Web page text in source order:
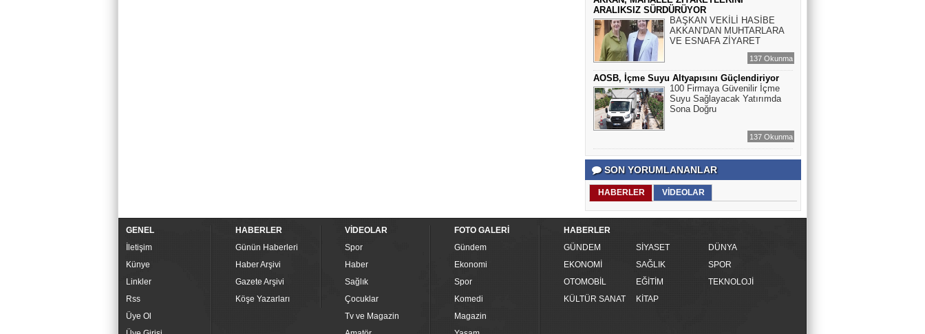
ARALIKSIZ SÜRDÜRÜYOR
BAŞKAN VEKİLİ HASİBE
AKKAN’DAN MUHTARLARA
VE ESNAFA ZİYARET
137 Okunma
AOSB, İçme Suyu Altyapısını Güçlendiriyor
100 Firmaya Güvenilir İçme
Suyu Sağlayacak Yatırımda
Sona Doğru
137 Okunma
SON YORUMLANANLAR
HABERLER VİDEOLAR
GENEL
İletişim
Künye
Linkler
Rss
Üye Ol
HABERLER
Günün Haberleri
Haber Arşivi
Gazete Arşivi
Köşe Yazarları
VİDEOLAR
Spor
Haber
Sağlık
Çocuklar
Tv ve Magazin
FOTO GALERİ
Gündem
Ekonomi
Spor
Komedi
Magazin
HABERLER
GÜNDEM
SİYASET
DÜNYA
EKONOMİ
SAĞLIK
SPOR
OTOMOBİL
EĞİTİM
TEKNOLOJİ
KÜLTÜR SANAT
KİTAP